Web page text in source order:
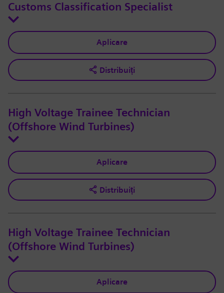
Customs Classification Specialist
Aplicare
Distribuiți
High Voltage Trainee Technician
(Offshore Wind Turbines)
Aplicare
Distribuiți
High Voltage Trainee Technician
(Offshore Wind Turbines)
Aplicare